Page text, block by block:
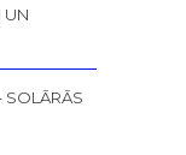
UN
SOLĀRĀS